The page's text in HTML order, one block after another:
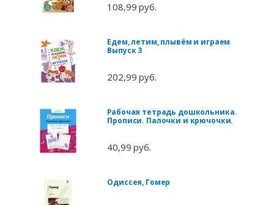
108,99 руб.
Едем, летим, плывём и играем
Выпуск 3
202,99 руб.
Рабочая тетрадь дошкольника.
Прописи. Палочки и крючочки.
40,99 руб.
Одиссея, Гомер